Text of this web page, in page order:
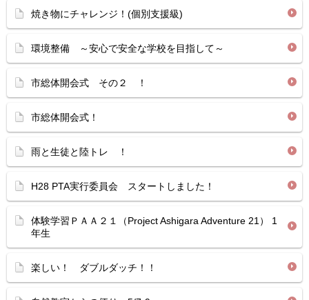
焼き物にチャレンジ！(個別支援級)
環境整備 ～安心で安全な学校を目指して～
市総体開会式 その２ ！
市総体開会式！
雨と生徒と陸トレ ！
H28 PTA実行委員会 スタートしました！
体験学習ＰＡＡ２１（Project Ashigara Adventure 21） 1
年生
楽しい！ ダブルダッチ！！